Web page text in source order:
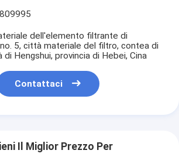
dell'elemento filtrante di
5, città materiale del filtro, contea di
di Hengshui, provincia di Hebei, Cina
Contattaci
Il Miglior Prezzo Per